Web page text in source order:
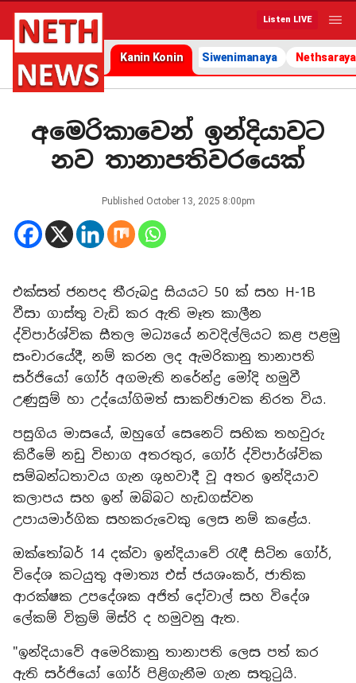
Listen LIVE
Kanin Konin Siwenimanaya Nethsaraya
අමෙරිකාවෙන් ඉන්දියාවට
නව තානාපතිවරයෙක්
Published October 13, 2025 8:00pm
එක්සත් ජනපද තීරුබදු සියයට 50 ක් සහ H-1B
වීසා ගාස්තු වැඩි කර ඇති මෑත කාලීන
ද්විපාර්ශ්වික සීතල මධ්‍යයේ නවදිල්ලියට කළ පළමු
සංචාරයේදී, නම් කරන ලද ඇමරිකානු තානාපති
සර්ජියෝ ගෝර් අගමැති නරේන්ද්‍ර මෝදි හමුවී
උණුසුම් හා උද්යෝගිමත් සාකච්ඡාවක නිරත විය.
පසුගිය මාසයේ, ඔහුගේ සෙනෙට් සභික තහවුරු
කිරීමේ නඩු විභාග අතරතුර, ගෝර් ද්විපාර්ශ්වික
සම්බන්ධතාවය ගැන ශුභවාදී වූ අතර ඉන්දියාව
කලාපය සහ ඉන් ඔබ්බට හැඩගස්වන
උපායමාර්ගික සහකරුවෙකු ලෙස නම් කළේය.
ඔක්තෝබර් 14 දක්වා ඉන්දියාවේ රැඳී සිටින ගෝර්,
විදේශ කටයුතු අමාත්‍ය එස් ජයශංකර්, ජාතික
ආරක්ෂක උපදේශක අජිත් දෝවාල් සහ විදේශ
ලේකම් වික්‍රම් මිස්රි ද හමුවනු ඇත.
"ඉන්දියාවේ අමෙරිකානු තානාපති ලෙස පත් කර
ඇති සර්ජියෝ ගෝර් පිළිගැනීම ගැන සතුටුයි.